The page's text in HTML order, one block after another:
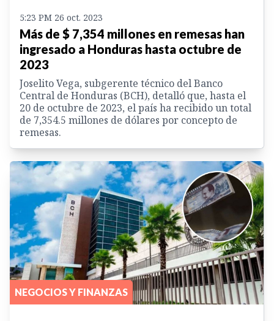
5:23 PM 26 oct. 2023
Más de $ 7,354 millones en remesas han
ingresado a Honduras hasta octubre de
2023
Joselito Vega, subgerente técnico del Banco
Central de Honduras (BCH), detalló que, hasta el
20 de octubre de 2023, el país ha recibido un total
de 7,354.5 millones de dólares por concepto de
remesas.
NEGOCIOS Y FINANZAS